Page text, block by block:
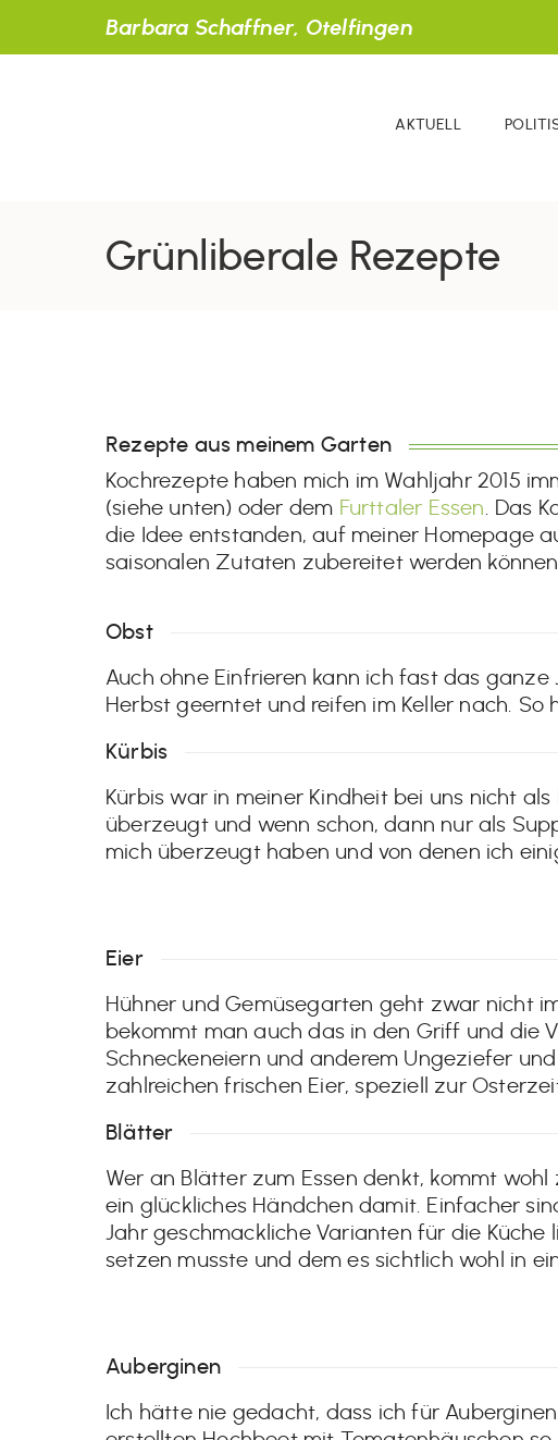
Barbara Schaffner, Otelfingen
AKTUELL
Grünliberale Rezepte
Rezepte aus meinem Garten
Kochrezepte haben mich im Wahljahr 2015
(siehe unten) oder dem Furttaler Essen. Das
die Idee entstanden, auf meiner Homepage
saisonalen Zutaten zubereitet werden
Obst
Auch ohne Einfrieren kann ich fast das
Herbst geerntet und reifen im Keller nach.
Kürbis
Kürbis war in meiner Kindheit bei uns nicht
überzeugt und wenn schon, dann nur als
mich überzeugt haben und von denen ich
Eier
Hühner und Gemüsegarten geht zwar nicht
bekommt man auch das in den Griff und die
Schneckeneiern und anderem Ungeziefer
zahlreichen frischen Eier, speziell zur
Blätter
Wer an Blätter zum Essen denkt, kommt
ein glückliches Händchen damit. Einfacher
Jahr geschmackliche Varianten für die
setzen musste und dem es sichtlich wohl in
Auberginen
Ich hätte nie gedacht, dass ich für